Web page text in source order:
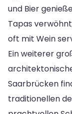
und Bier
Tapas
oft mit Wein
Ein weiterer
Saarbrücken
traditionellen